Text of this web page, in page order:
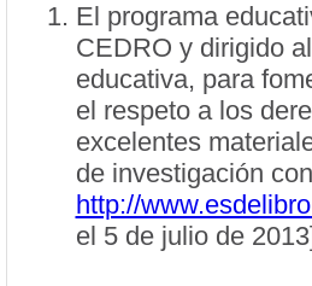
El programa
CEDRO y dirigido
educativa, para
el respeto a los
excelentes
de investigación
http://
el 5 de julio de